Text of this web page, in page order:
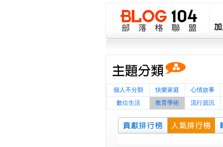
個人不分類 快樂家庭 心情故事
數位生活
教育學術 流行資訊